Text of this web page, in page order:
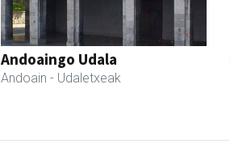
Andoaingo Udala
Andoain - Udaletxeak